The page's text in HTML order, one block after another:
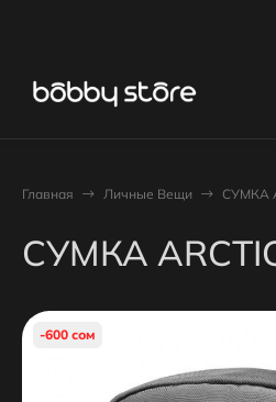
Главная Личные Вещи СУМКА
СУМКА
-600 сом